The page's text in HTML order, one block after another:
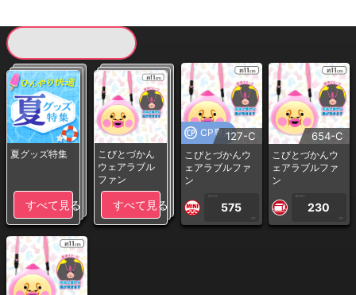
夏グッズ特集
すべて見る
こびとづかん
ウェアラブル
ファン
すべて見る
CP専用127-C
こびとづかんウ
ェアラブルファ
ン
1PLAY
575
CP
654-C
こびとづかんウ
ェアラブルファ
ン
1PLAY
230
CP